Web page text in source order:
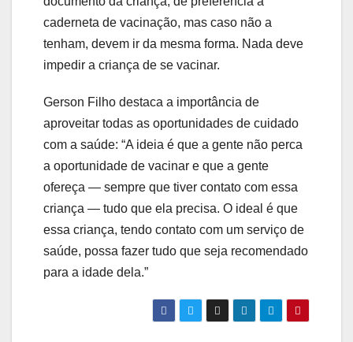
caderneta de vacinação, mas caso não a
tenham, devem ir da mesma forma. Nada deve
impedir a criança de se vacinar.
Gerson Filho destaca a importância de
aproveitar todas as oportunidades de cuidado
com a saúde: “A ideia é que a gente não perca
a oportunidade de vacinar e que a gente
ofereça — sempre que tiver contato com essa
criança — tudo que ela precisa. O ideal é que
essa criança, tendo contato com um serviço de
saúde, possa fazer tudo que seja recomendado
para a idade dela.”